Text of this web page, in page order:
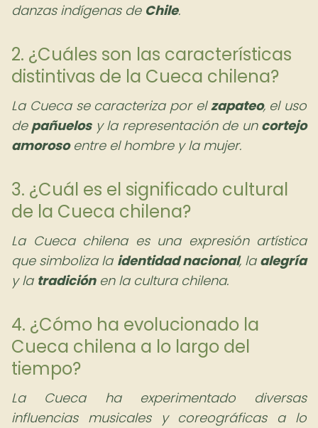
danzas indígenas de Chile.
2. ¿Cuáles son las características
distintivas de la Cueca chilena?
La Cueca se caracteriza por elzapateo, el uso
de pañuelosy la representación de un cortejo
amorosoentre el hombre y la mujer.
3. ¿Cuál es el significado cultural
de la Cueca chilena?
La Cueca chilena es una expresión artística
que simboliza la identidad nacional, la alegría
y la tradiciónen la cultura chilena.
4. ¿Cómo ha evolucionado la
Cueca chilena a lo largo del
tiempo?
La Cueca ha experimentado diversas
influencias musicales y coreográficas a lo